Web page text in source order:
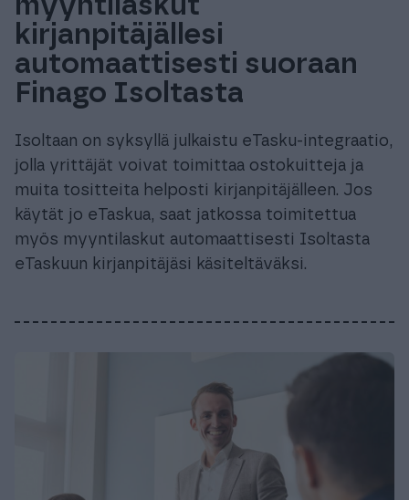
kirjanpitäjällesi
automaattisesti suoraan
Finago Isoltasta
Isoltaan on syksyllä julkaistu eTasku-integraatio,
jolla yrittäjät voivat toimittaa ostokuitteja ja
muita tositteita helposti kirjanpitäjälleen. Jos
käytät jo eTaskua, saat jatkossa toimitettua
myös myyntilaskut automaattisesti Isoltasta
eTaskuun kirjanpitäjäsi käsiteltäväksi.